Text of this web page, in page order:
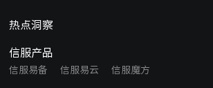
热点洞察
信服产品
信服易备 信服易云 信服魔方